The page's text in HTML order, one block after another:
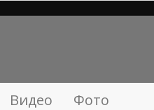
Видео Фото